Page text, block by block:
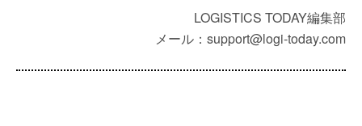
LOGISTICS TODAY編集部
メール：support@logi-today.com